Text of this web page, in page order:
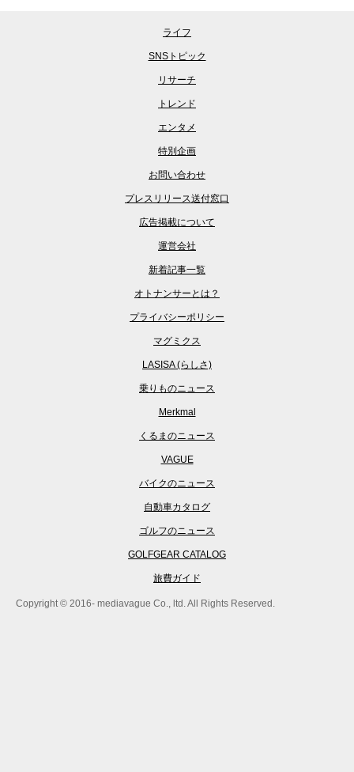
ライフ
SNSトピック
リサーチ
トレンド
エンタメ
特別企画
お問い合わせ
プレスリリース送付窓口
広告掲載について
運営会社
新着記事一覧
オトナンサーとは？
プライバシーポリシー
マグミクス
LASISA (らしさ)
乗りものニュース
Merkmal
くるまのニュース
VAGUE
バイクのニュース
自動車カタログ
ゴルフのニュース
GOLFGEAR CATALOG
旅費ガイド
Copyright © 2016- mediavague Co., ltd. All Rights Reserved.